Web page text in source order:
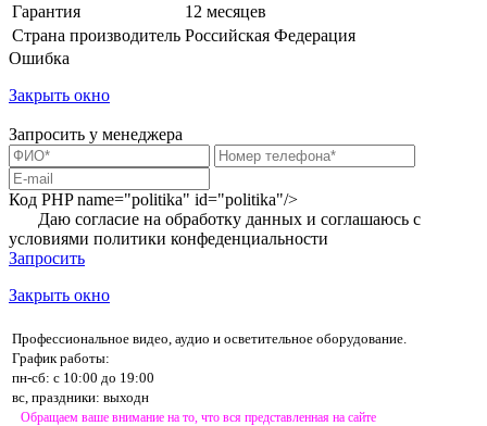
Гарантия
12 месяцев
Страна производитель Российская Федерация
Ошибка
Закрыть окно
Запросить у менеджера
Код PHPname="politika" id="politika"/>
Даю согласие на обработку данных и соглашаюсь с
условиями политики конфеденциальности
Запросить
Закрыть окно
Профессиональное видео, аудио и осветительное оборудование.
График работы:
пн-сб: с 10:00 до 19:00
вс, праздники: выходн
Обращаем ваше внимание на то, что вся представленная на сайте